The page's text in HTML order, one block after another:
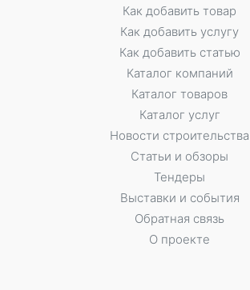
Как добавить товар
Как добавить услугу
Как добавить статью
Каталог компаний
Каталог товаров
Каталог услуг
Новости строительства
Статьи и обзоры
Тендеры
Выставки и события
Обратная связь
О проекте